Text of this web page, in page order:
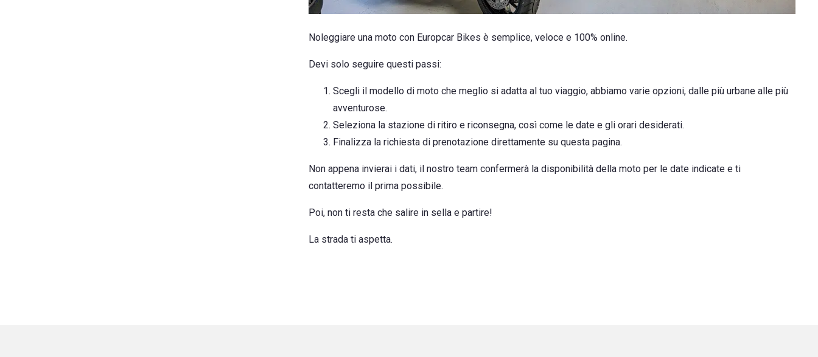
Noleggiare una moto con Europcar Bikes è semplice, veloce e 100% online.
Devi solo seguire questi passi:
Scegli il modello di moto che meglio si adatta al tuo viaggio, abbiamo varie opzioni, dalle più urbane alle più
avventurose.
Seleziona la stazione di ritiro e riconsegna, così come le date e gli orari desiderati.
Finalizza la richiesta di prenotazione direttamente su questa pagina.
Non appena invierai i dati, il nostro team confermerà la disponibilità della moto per le date indicate e ti
contatteremo il prima possibile.
Poi, non ti resta che salire in sella e partire!
La strada ti aspetta.